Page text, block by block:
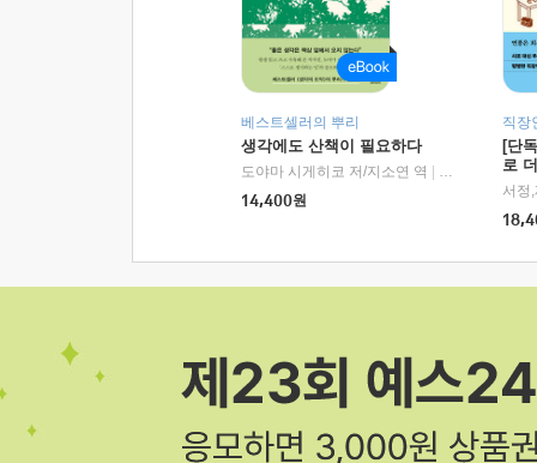
베스트셀러의 뿌리
생각에도 산책이 필요하다
도야마 시게히코 저/지소연 역
알에이치코리
14,400원
직장
[단
로